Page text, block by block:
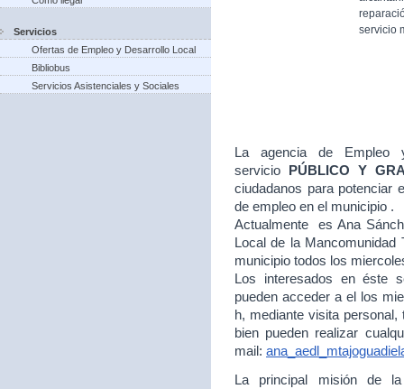
Servicios
Ofertas de Empleo y Desarrollo Local
Bibliobus
Servicios Asistenciales y Sociales
servicio
La agencia de Empleo
servicio
PÚBLICO Y
ciudadanos para potenciar
de empleo en el municipio .
Actualmente es Ana
Local de la Mancomunidad
municipio todos los
Los interesados en éste
pueden acceder a el los
h, mediante visita
bien pueden realizar
mail:
La principal misión de